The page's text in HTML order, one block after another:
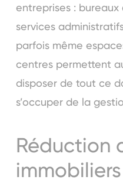
entreprises :
services
parfois même
centres permettent
disposer de tout ce
s’occuper de la
Réduction
immobiliers